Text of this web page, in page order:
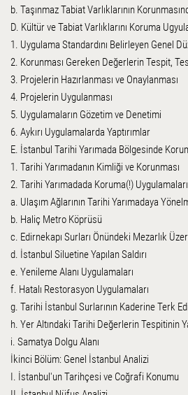
b. Taşınmaz Tabiat Varlıklarının
D. Kültür ve Tabiat Varlıklarını Koruma
1. Uygulama Standardını Belirleyen Genel
2. Korunması Gereken Değerlerin Tespit,
3. Projelerin Hazırlanması ve Onaylanması
4. Projelerin Uygulanması
5. Uygulamaların Gözetim ve Denetimi
6. Aykırı Uygulamalarda Yaptırımlar
E. İstanbul Tarihi Yarımada Bölgesinde
1. Tarihi Yarımadanın Kimliği ve Korunması
2. Tarihi Yarımadada Koruma(!) Uygulamaları
a. Ulaşım Ağlarının Tarihi Yarımadaya
b. Haliç Metro Köprüsü
c. Edirnekapı Surları Önündeki Mezarlık
d. İstanbul Siluetine Yapılan Saldırı
e. Yenileme Alanı Uygulamaları
f. Hatalı Restorasyon Uygulamaları
g. Tarihi İstanbul Surlarının Kaderine Terk
h. Yer Altındaki Tarihi Değerlerin Tespitinin
i. Samatya Dolgu Alanı
İkinci Bölüm: Genel İstanbul Analizi
I. İstanbul'un Tarihçesi ve Coğrafi Konumu